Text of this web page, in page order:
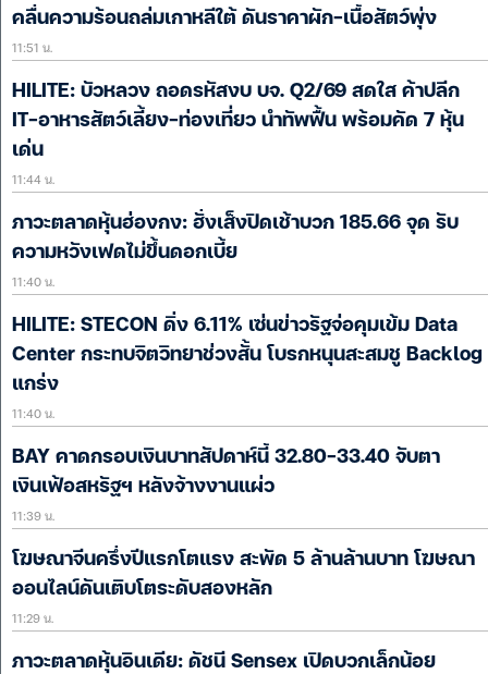
คลื่นความร้อนถล่มเกาหลีใต้ ดันราคาผัก-เนื้อสัตว์พุ่ง
11:51 น.
HILITE: บัวหลวง ถอดรหัสงบ บจ. Q2/69 สดใส ค้าปลีก
IT-อาหารสัตว์เลี้ยง-ท่องเที่ยว นำทัพฟื้น พร้อมคัด 7 หุ้น
เด่น
11:44 น.
ภาวะตลาดหุ้นฮ่องกง: ฮั่งเส็งปิดเช้าบวก 185.66 จุด รับ
ความหวังเฟดไม่ขึ้นดอกเบี้ย
11:40 น.
HILITE: STECON ดิ่ง 6.11% เซ่นข่าวรัฐจ่อคุมเข้ม Data
Center กระทบจิตวิทยาช่วงสั้น โบรกหนุนสะสมชู Backlog
แกร่ง
11:40 น.
BAY คาดกรอบเงินบาทสัปดาห์นี้ 32.80-33.40 จับตา
เงินเฟ้อสหรัฐฯ หลังจ้างงานแผ่ว
11:39 น.
โฆษณาจีนครึ่งปีแรกโตแรง สะพัด 5 ล้านล้านบาท โฆษณา
ออนไลน์ดันเติบโตระดับสองหลัก
11:29 น.
ภาวะตลาดหุ้นอินเดีย: ดัชนี Sensex เปิดบวกเล็กน้อย